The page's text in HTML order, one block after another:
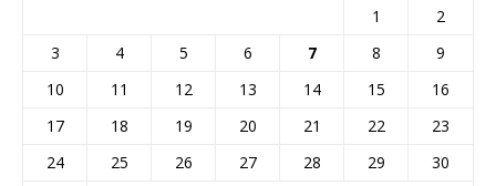
1
2
3
4 5 6 7 8
9
10
11 12 13 14 15
16
17
18 19 20 21 22
23
24
25 26 27 28 29
30